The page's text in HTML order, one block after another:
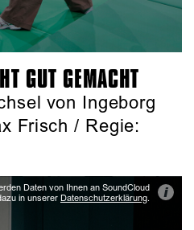
GUT GEMACHT
von Ingeborg
Frisch / Regie:
Daten von Ihnen an SoundCloud
in unserer Datenschutzerklärung. i